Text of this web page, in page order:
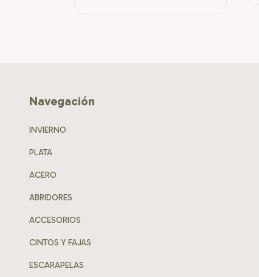
Navegación
INVIERNO
PLATA
ACERO
ABRIDORES
ACCESORIOS
CINTOS Y FAJAS
ESCARAPELAS